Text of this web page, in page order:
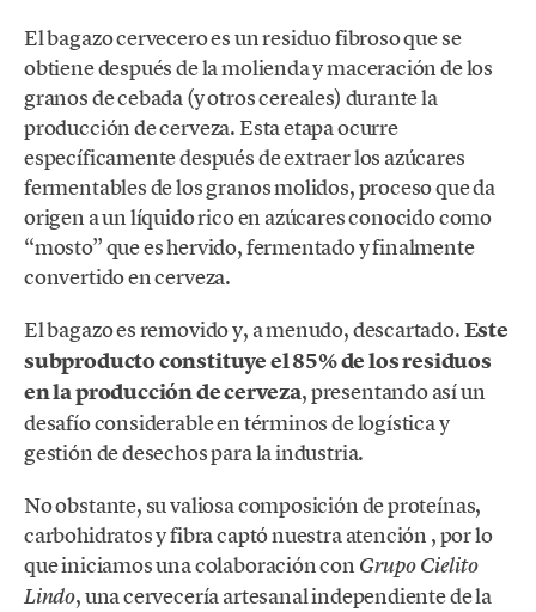
El bagazo cervecero es un residuo fibroso que se
obtiene después de la molienda y maceración de los
granos de cebada (y otros cereales) durante la
producción de cerveza. Esta etapa ocurre
específicamente después de extraer los azúcares
fermentables de los granos molidos, proceso que da
origen a un líquido rico en azúcares conocido como
“mosto” que es hervido, fermentado y finalmente
convertido en cerveza.
El bagazo es removido y, a menudo, descartado.Este
subproducto constituye el 85% de los residuos
en la producción de cerveza, presentando así un
desafío considerable en términos de logística y
gestión de desechos para la industria.
No obstante, su valiosa composición de proteínas,
carbohidratos y fibra captó nuestra atención , por lo
que iniciamos una colaboración con Grupo Cielito
Lindo, una cervecería artesanal independiente de la